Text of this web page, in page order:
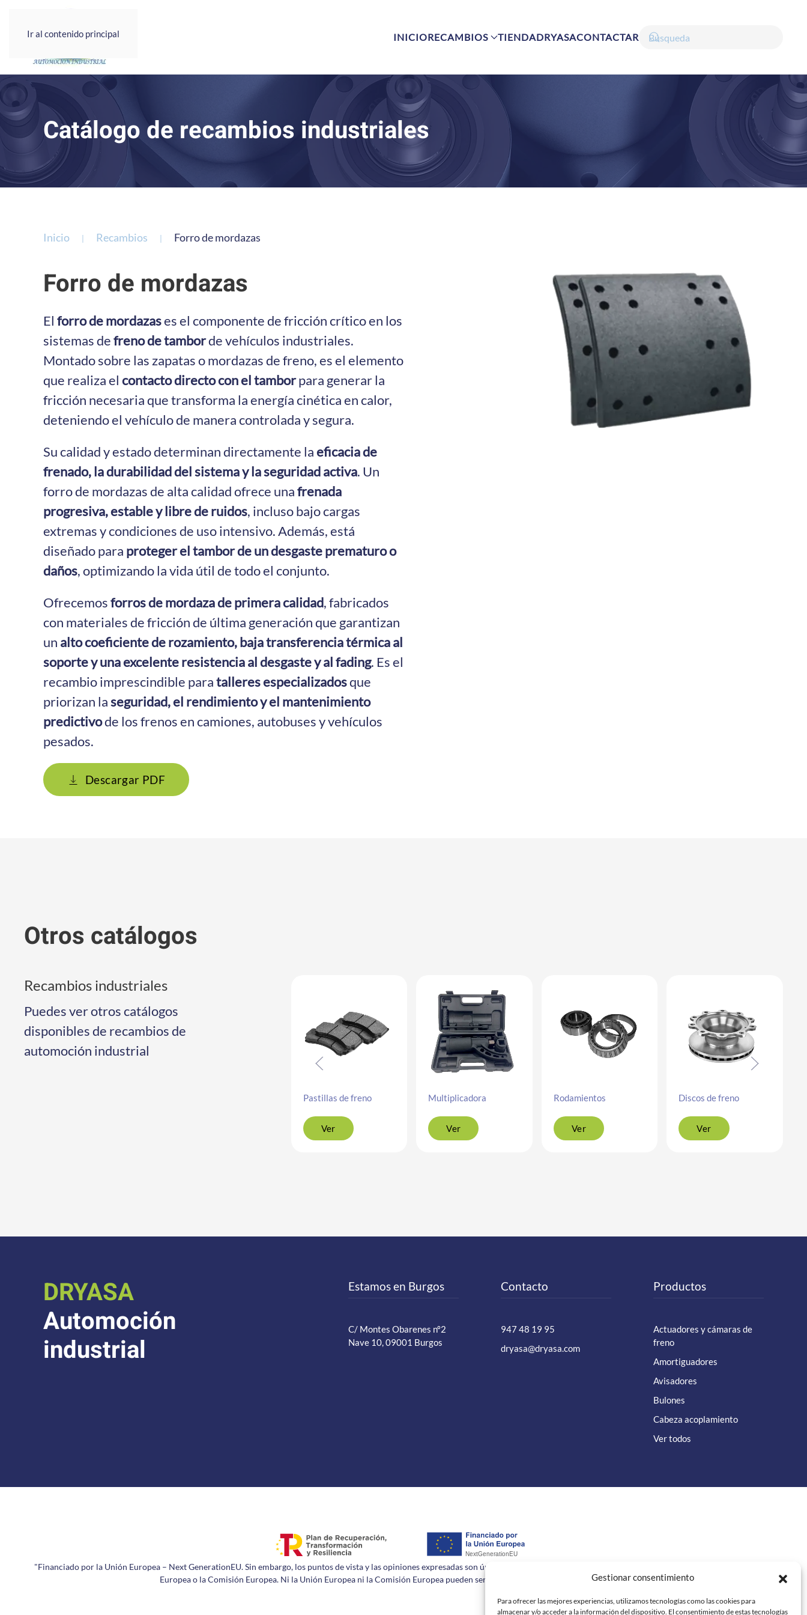
Gestionar consentimiento
Para ofrecer las mejores experiencias, utilizamos tecnologías como las cookies para
almacenar y/o acceder a la información del dispositivo. El consentimiento de estas tecnologías
Ir al contenido principal INICIORECAMBIOS TIENDADRYASACONTACTAR
Catálogo de recambios industriales
Inicio Recambios Forro de mordazas
Forro de mordazas
El forro de mordazases el componente de fricción crítico en los
sistemas defreno de tamborde vehículos industriales.
Montado sobre las zapatas o mordazas de freno, es el elemento
que realiza el contacto directo con el tamborpara generar la
fricción necesaria que transforma la energía cinética en calor,
deteniendo el vehículo de manera controlada y segura.
Su calidad y estado determinan directamente laeficacia de
frenado, la durabilidad del sistema y la seguridad activa. Un
forro de mordazas de alta calidad ofrece unafrenada
progresiva, estable y libre de ruidos, incluso bajo cargas
extremas y condiciones de uso intensivo. Además, está
diseñado para proteger el tambor de un desgaste prematuro o
daños, optimizando la vida útil de todo el conjunto.
Ofrecemosforros de mordaza de primera calidad, fabricados
con materiales de fricción de última generación que garantizan
un alto coeficiente de rozamiento, baja transferencia térmica al
soporte y una excelente resistencia al desgaste y al fading. Es el
recambio imprescindible paratalleres especializadosque
priorizan laseguridad, el rendimiento y el mantenimiento
predictivode los frenos en camiones, autobuses y vehículos
pesados.
Descargar PDF
Otros catálogos
Recambios industriales
Puedes ver otros catálogos
disponibles de recambios de
automoción industrial
Pastillas de freno
Ver
Multiplicadora
Ver
Rodamientos
Ver
Discos de freno
Ver
DRYASA
Automoción
industrial
Estamos en Burgos
C/ Montes Obarenes nº2
Nave 10, 09001 Burgos
Contacto
947 48 19 95
dryasa@dryasa.com
Productos
Actuadores y cámaras de
freno
Amortiguadores
Avisadores
Bulones
Cabeza acoplamiento
Ver todos
"Financiado por la Unión Europea – Next GenerationEU. Sin embargo, los puntos de vista y las opiniones expresadas son únicamente los del autor o autores y no reflejan necesariamente los de la Unión
Europea o la Comisión Europea. Ni la Unión Europea ni la Comisión Europea pueden ser consideradas responsables de las mismas. ”